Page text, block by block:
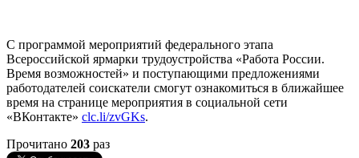
С программой мероприятий федерального этапа
Всероссийской ярмарки трудоустройства «Работа России.
Время возможностей» и поступающими предложениями
работодателей соискатели смогут ознакомиться в ближайшее
время на странице мероприятия в социальной сети
«ВКонтакте» clc.li/zvGKs.
Прочитано 203 раз